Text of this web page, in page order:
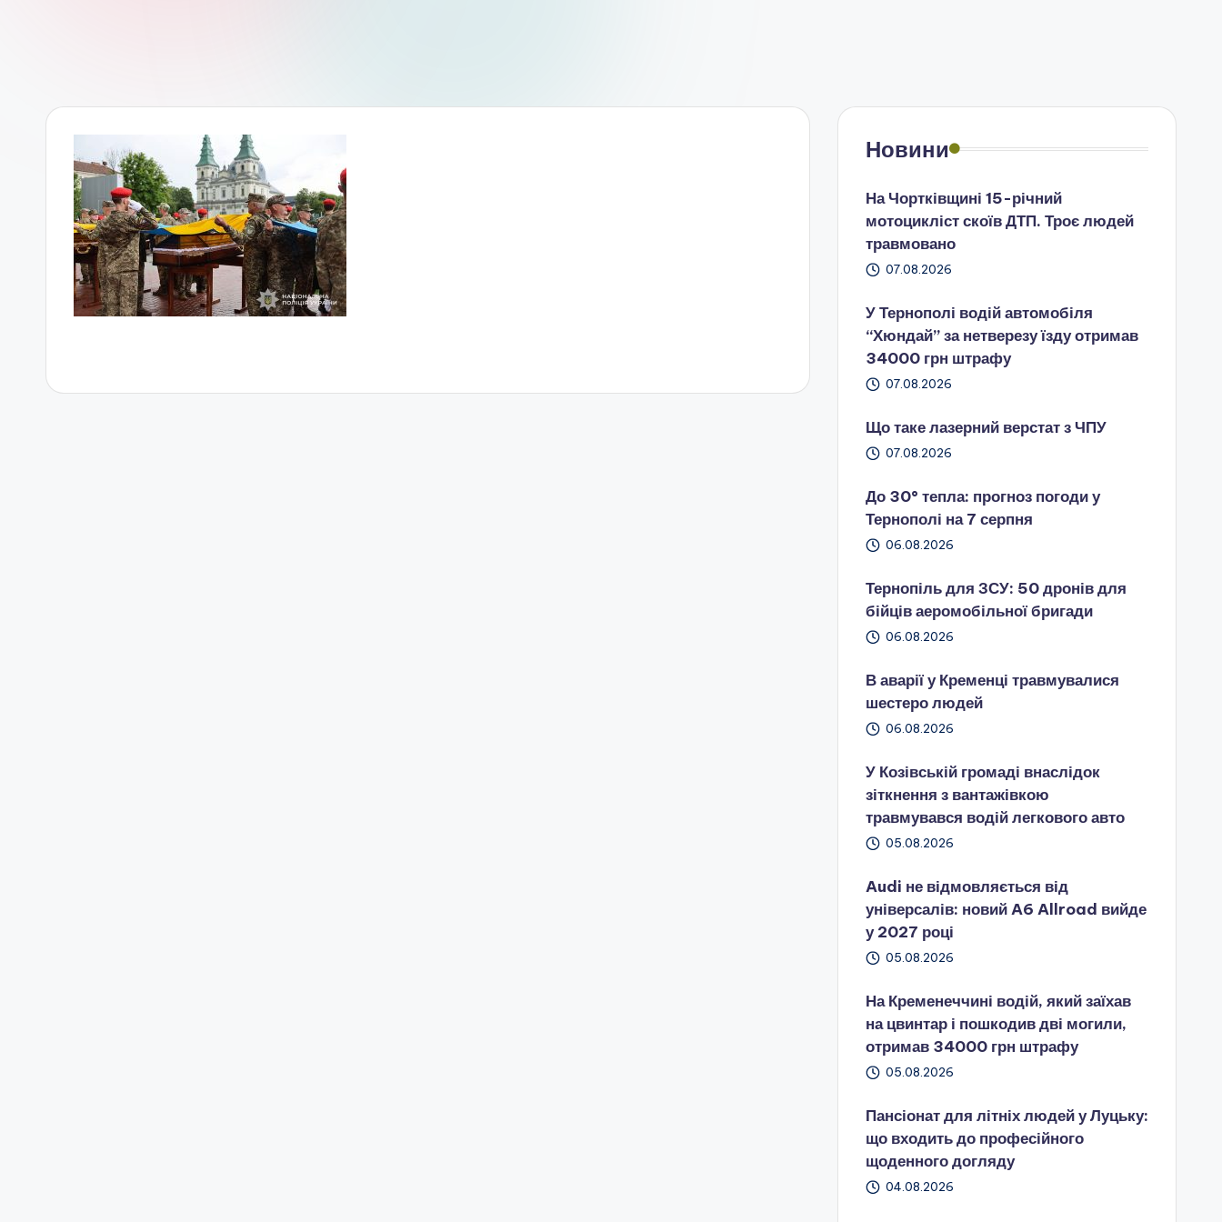
Новини
На Чортківщині 15-річний
мотоцикліст скоїв ДТП. Троє людей
травмовано
07.08.2026
У Тернополі водій автомобіля
“Хюндай” за нетверезу їзду отримав
34000 грн штрафу
07.08.2026
Що таке лазерний верстат з ЧПУ
07.08.2026
До 30° тепла: прогноз погоди у
Тернополі на 7 серпня
06.08.2026
Тернопіль для ЗСУ: 50 дронів для
бійців аеромобільної бригади
06.08.2026
В аварії у Кременці травмувалися
шестеро людей
06.08.2026
У Козівській громаді внаслідок
зіткнення з вантажівкою
травмувався водій легкового авто
05.08.2026
Audi не відмовляється від
універсалів: новий A6 Allroad вийде
у 2027 році
05.08.2026
На Кременеччині водій, який заїхав
на цвинтар і пошкодив дві могили,
отримав 34000 грн штрафу
05.08.2026
Пансіонат для літніх людей у Луцьку:
що входить до професійного
щоденного догляду
04.08.2026